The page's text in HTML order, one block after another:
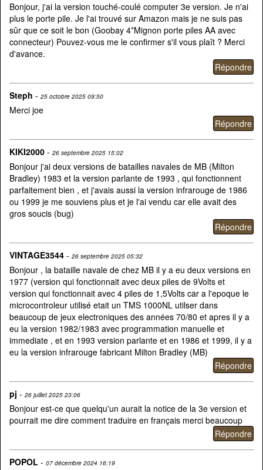
Bonjour, j'ai la version touché-coulé computer 3e version. Je n'ai
plus le porte pile. Je l'ai trouvé sur Amazon mais je ne suis pas
sûr que ce soit le bon (Goobay 4*Mignon porte piles AA avec
connecteur) Pouvez-vous me le confirmer s'il vous plaît ? Merci
d'avance.
Steph - 25 octobre 2025 09:50
Merci joe
KIKI2000 - 26 septembre 2025 15:02
Bonjour j'ai deux versions de batailles navales de MB (Milton
Bradley) 1983 et la version parlante de 1993 , qui fonctionnent
parfaitement bien , et j'avais aussi la version infrarouge de 1986
ou 1999 je me souviens plus et je l'ai vendu car elle avait des
gros soucis (bug)
VINTAGE3544 - 26 septembre 2025 05:32
Bonjour , la bataille navale de chez MB il y a eu deux versions en
1977 (version qui fonctionnait avec deux piles de 9Volts et
version qui fonctionnait avec 4 piles de 1,5Volts car a l'epoque le
microcontroleur utilisé etait un TMS 1000NL utilser dans
beaucoup de jeux electroniques des années 70/80 et apres il y a
eu la version 1982/1983 avec programmation manuelle et
immediate , et en 1993 version parlante et en 1986 et 1999, il y a
eu la version infrarouge fabricant Milton Bradley (MB)
pj - 26 juillet 2025 23:06
Bonjour est-ce que quelqu'un aurait la notice de la 3e version et
pourrait me dire comment traduire en français merci beaucoup
POPOL - 07 décembre 2024 16:19